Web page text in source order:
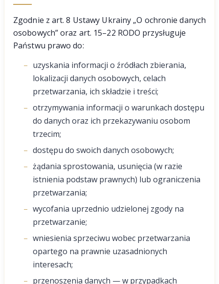
Zgodnie z art. 8 Ustawy Ukrainy „O ochronie danych
osobowych” oraz art. 15–22 RODO przysługuje
Państwu prawo do:
uzyskania informacji o źródłach zbierania,
lokalizacji danych osobowych, celach
przetwarzania, ich składzie i treści;
otrzymywania informacji o warunkach dostępu
do danych oraz ich przekazywaniu osobom
trzecim;
dostępu do swoich danych osobowych;
żądania sprostowania, usunięcia (w razie
istnienia podstaw prawnych) lub ograniczenia
przetwarzania;
wycofania uprzednio udzielonej zgody na
przetwarzanie;
wniesienia sprzeciwu wobec przetwarzania
opartego na prawnie uzasadnionych
interesach;
przenoszenia danych — w przypadkach